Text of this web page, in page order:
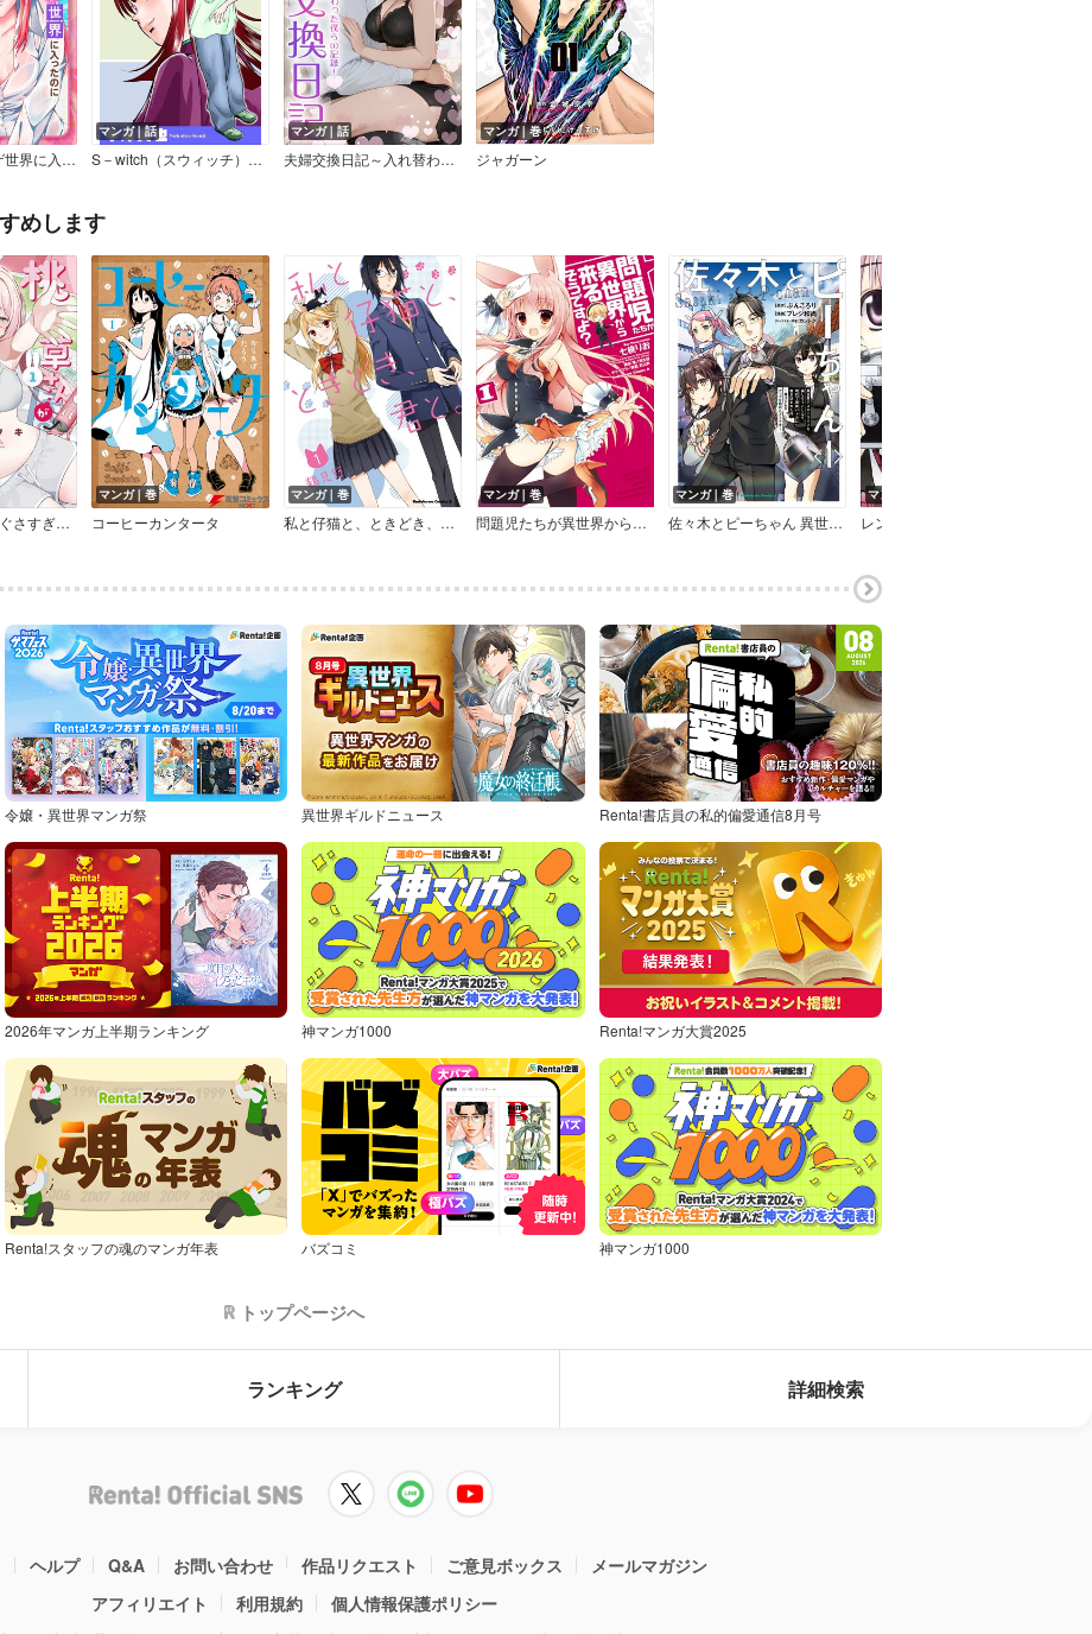
と地獄のハーレム学園ライフ【フルカラー】
マンガ｜話
S－witch（スウィッチ）［1話売り］
マンガ｜話
夫婦交換日記～入れ替わった僕らの記録～（フルカラー）
マンガ｜巻
ジャガーン
めします
桃草さんがものぐさすぎる！！【電子限定おまけ付き】
マンガ｜巻
コーヒーカンタータ
マンガ｜巻
私と仔猫と、ときどき、君と。
マンガ｜巻
問題児たちが異世界から来るそうですよ？
マンガ｜巻
佐々木とピーちゃん 異世界でスローライフを楽しもうとしたら、現代で異能バトルに巻き込まれた件 ～魔法少女がアップを始めたようです～
マンガ｜巻
レンズドロップス
令嬢・異世界マンガ祭 異世界ギルドニュース Renta!書店員の私的偏愛通信8月号
2026年マンガ上半期ランキング 神マンガ1000 Renta!マンガ大賞2025
Renta!スタッフの魂のマンガ年表 バズコミ 神マンガ1000
トップページへ
ランキング 詳細検索
ヘルプ Q&A お問い合わせ 作品リクエスト ご意見ボックス
メールマガジン
アフィリエイト
利用規約
個人情報保護ポリシー